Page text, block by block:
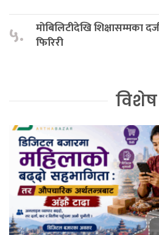
५.
मोबिलिटीदेखि शिक्षासम्मका
फिरिरी
विशेष